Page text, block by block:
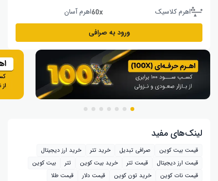
اهرم کلاسیک
اهرم آسان
ورود به صرافی
لینک‌های مفید
قیمت بیت کوین صرافی تبدیل خرید تتر
خرید ارز دیجیتال
قیمت ارز دیجیتال
قیمت تتر خرید بیت‌ کوین تتر
بیت کوین
قیمت نات کوین
خرید تون کوین قیمت دلار
قیمت طلا